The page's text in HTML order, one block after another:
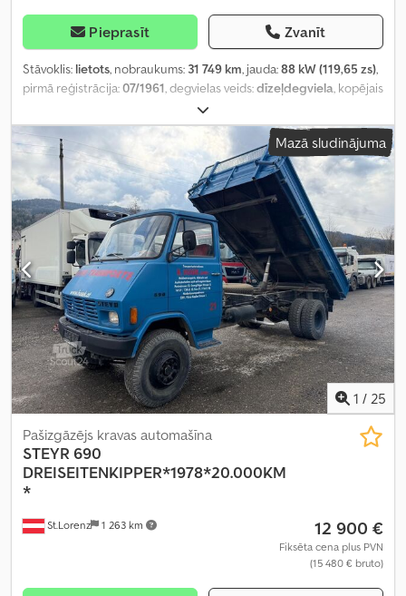
Pieprasīt Zvanīt
Stāvoklis: lietots, nobraukums: 31 749 km, jauda:88 kW (119,65 zs),
pirmā reģistrācija:07/1961, degvielas veids:dīzeļdegviela, kopējais
, asu konfigurācija:
veids:mehānisks, krautuves garums:3 640 mm, iekraušanas vietas
platums:
, iekraušanas telpas augstums:400 mm,
Ražošanas gads:1959,
Mazā sludinājuma
1 / 25
St.Lorenz 1 263 km
Pašizgāzējs kravas automašīna
STEYR 690
DREISEITENKIPPER*1978*20.000KM
*
12 900 €
Fiksēta cena plus PVN
(15 480 € bruto)